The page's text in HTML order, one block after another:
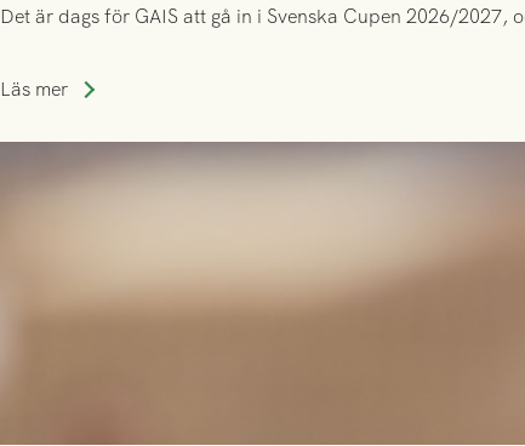
Det är dags för GAIS att gå in i Svenska Cupen 2026/
Läs mer